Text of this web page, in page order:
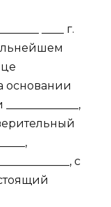
г.
основании
с